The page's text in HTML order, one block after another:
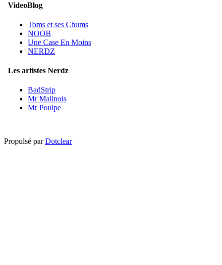
VideoBlog
Toms et ses Chums
NOOB
Une Case En Moins
NERDZ
Les artistes Nerdz
BadStrip
Mr Malinois
Mr Poulpe
Propulsé parDotclear